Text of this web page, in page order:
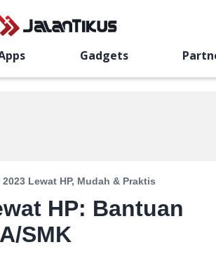
Gadgets
Lewat HP, Mudah & Praktis
HP: Bantuan
SMK